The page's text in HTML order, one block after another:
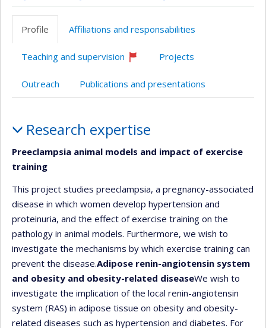
ResearchGate
Page
(faculté,département,école)
Site
l’unité
recherche
PubMedGoogleAutre
Profile Affiliations and responsabilities
Teaching and supervision
recruiting
Projects
Outreach Publications and presentations
Research expertise
Preeclampsia animal models and impact of exercise
training
This project studies preeclampsia, a pregnancy-associated
disease in which women develop hypertension and
proteinuria, and the effect of exercise training on the
pathology in animal models. Furthermore, we wish to
investigate the mechanisms by which exercise training can
prevent the disease.Adipose renin-angiotensin system
and obesity and obesity-related diseaseWe wish to
investigate the implication of the local renin-angiotensin
system (RAS) in adipose tissue on obesity and obesity-
related diseases such as hypertension and diabetes. For